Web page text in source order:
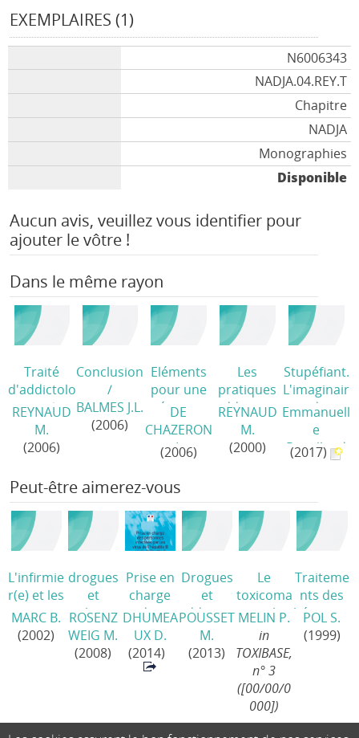
EXEMPLAIRES (1)
N6006343
NADJA.04.REY.T
Chapitre
NADJA
Monographies
Disponible
Aucun avis, veuillez vous identifier pour
ajouter le vôtre !
Dans le même rayon
Traité
d'addictolo
gie/
REYNAUD
M.
(2006)
Conclusion
/
BALMES J.L.
(2006)
Eléments
pour une
prévention
et une
prise en
charge des
pendant et
après la
grossesse/
DE
CHAZERON
I.
(2006)
Les
pratiques
addictives.
Usage
nocif et
psychoacti
ves /
REYNAUD
M.
(2000)
Stupéfiant.
L'imaginair
e des
drogues de
l'opium au
LSD/
Emmanuell
e
Retaillaud
(2017)
Peut-être aimerez-vous
L'infirmie
r(e) et les
toxicoma
nies.
MARC B.
(2002)
drogues
et
civilisatio
ns, une
alliance
ROSENZ
WEIG M.
(2008)
Prise en
charge
des
personn
es
infectées
l'hépatite
DHUMEA
UX D.
(2014)
Drogues
et
addiction
s,
données
POUSSET
M.
(2013)
Le
toxicoma
ne et les
hépatites
/
MELIN P.
in
TOXIBASE,
n° 3
([00/00/0
000])
Traiteme
nts des
hépatites
virales
/
POL S.
(1999)